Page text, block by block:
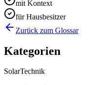
mit Kontext
für Hausbesitzer
Zurück zum Glossar
Kategorien
SolarTechnik